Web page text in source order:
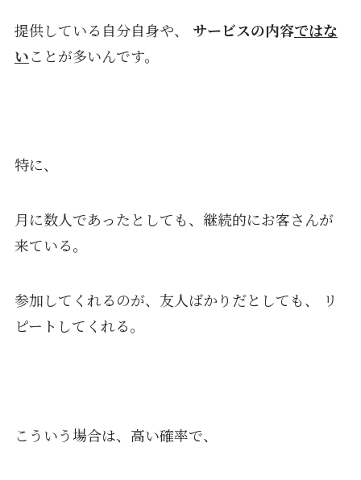
提供している自分自身や、 サービスの内容ではな
いことが多いんです。
特に、
月に数人であったとしても、継続的にお客さんが
来ている。
参加してくれるのが、友人ばかりだとしても、 リ
ピートしてくれる。
こういう場合は、高い確率で、